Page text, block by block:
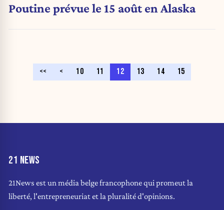
Poutine prévue le 15 août en Alaska
<< < 10 11 12 13 14 15
21 NEWS
21News est un média belge francophone qui promeut la
liberté, l'entrepreneuriat et la pluralité d'opinions.